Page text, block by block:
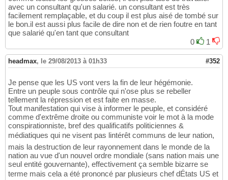
avec un consultant qu'un salarié. un consultant est très
facilement remplaçable, et du coup il est plus aisé de tombé sur
le bon.il est aussi plus facile de dire non et de rien foutre en tant
que salarié qu'en tant que consultant
0
1
headmax, le 29/08/2013 à 01h33 #352
Je pense que les US vont vers la fin de leur hégémonie.
Entre un peuple sous contrôle qui n'ose plus se rebeller
tellement la répression et est faite en masse.
Tout manifestation qui vise à informer le peuple, et considéré
comme d'extrême droite ou communiste voir le mot à la mode
conspirationniste, bref des qualificatifs politiciennes &
médiatiques qui ne visent pas lintérêt communs de leur nation,
mais la destruction de leur rayonnement dans le monde de la
nation au vue d'un nouvel ordre mondiale (sans nation mais une
seul entité gouvernante), effectivement ça semble bizarre se
terme mais cela a été prononcé par plusieurs chef dÉtats US et